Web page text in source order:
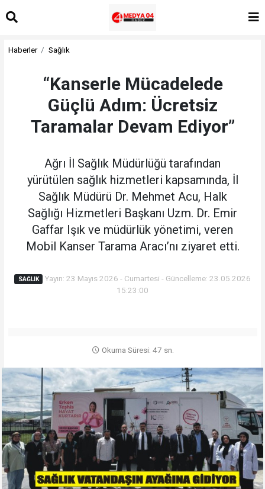
Haberler Sağlık
“Kanserle Mücadelede
Güçlü Adım: Ücretsiz
Taramalar Devam Ediyor”
Ağrı İl Sağlık Müdürlüğü tarafından
yürütülen sağlık hizmetleri kapsamında, İl
Sağlık Müdürü Dr. Mehmet Acu, Halk
Sağlığı Hizmetleri Başkanı Uzm. Dr. Emir
Gaffar Işık ve müdürlük yönetimi, veren
Mobil Kanser Tarama Aracı’nı ziyaret etti.
SAĞLIK
Yayın: 23 Mayıs 2026 - Cumartesi - Güncelleme: 23.05.2026
15:23:00
Okuma Süresi: 47 sn.